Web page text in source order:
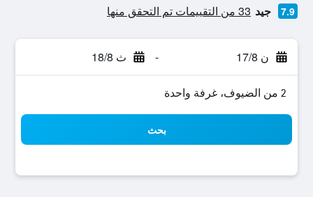
7.9 جيد 33 من التقييمات تم التحقق منها
ن 17/8 - ث 18/8
2 من الضيوف، غرفة واحدة
بحث